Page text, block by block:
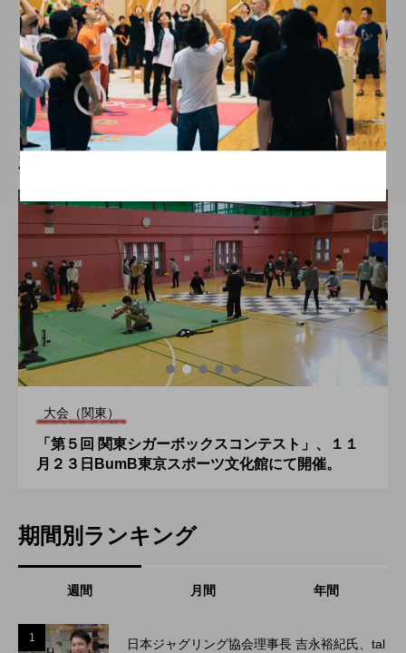
【中止】「第六回 中部学生ジャグリング
大会」、webサイトを公開。
hiro
nozaki
2019.10.11
新着記事
大会（関東）
「第５回 関東シガーボックスコンテスト」、１１
月２３日BumB東京スポーツ文化館にて開催。
期間別ランキング
週間 月間 年間
1
日本ジャグリング協会理事長 吉永裕紀氏、tal